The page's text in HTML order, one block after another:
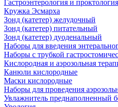
Гастроэнтерология и проктология
Кружка Эсмарха
Зонд (катетер) желудочный
Зонд (катетер) питательный
Зонд (катетер) дуоденальный
Наборы для введения
Наборы с трубкой
Кислородная и аэрозольная
Канюли кислородные
Маски кислородные
Наборы для проведения
Увлажнитель преднаполненный